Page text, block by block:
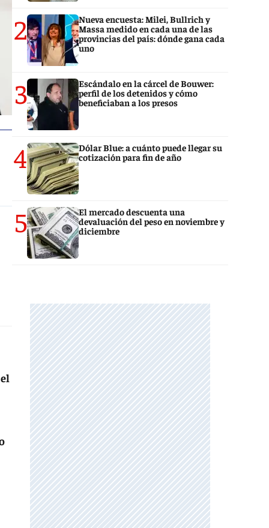
2
Nueva encuesta: Milei, Bullrich y
Massa medido en cada una de las
provincias del país: dónde gana cada
uno
3
Escándalo en la cárcel de Bouwer:
perfil de los detenidos y cómo
beneficiaban a los presos
4
Dólar Blue: a cuánto puede llegar su
cotización para fin de año
5
El mercado descuenta una
devaluación del peso en noviembre y
diciembre